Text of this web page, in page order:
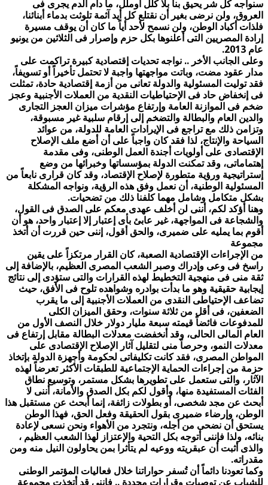
سنواجه كل شر يحيق بنا بلا كلل أوملل، ما دام الدم يجرى فى
العروق، ولن نرضى بغير أن نقتلع كل أيد آثمة تلوثت بدماء أبنائنا،
فلذات أكباد الوطن، ولن نسمح لأحد أياً ما كان أن يوقف مسيرة
إرادة المصريين التى أعلنوها بكل حزم وإصرار فى الثلاثين من يونيو
عام 2013.
وعلى الجانب الأخر .. نواجه تحديات إقتصادية كبيرة تراكمت على
مدار عقود مضت، وباتت مواجهتها واجبة لا تحتمل تأخيراً أو تسويفاً،
فقد توليت المسئولية والدولة تعانى من أزمة إقتصادية حادة، تمثلت
فى إنخفاض حاد فى الإحتياطيات النقدية من العملات الأجنبية وعجز
ضخم فى الموازنة العامة وإرتفاع مؤشرات ميزان العجز التجارى
والدين العام والبطالة والتضخم إلى إرقام سلبية غير مسبوقة،
وتزامن ذلك مع تراجع فى الإيرادات العامة للدولة، من عوائد
السياحة والإنتاج، لذا فقد كان واجباً على أن أضع ملف الإصلاح
الإقتصادى على أولويات أجندة العمل الوطنى، وفى مقدمة
إهتماماتى، وقد تمكنت الدولة بمؤسساتها وخبرائها من وضع
إستراتيجية ورؤية متطورة لإصلاح الإقتصاد، وقد كان قرارى نابعاً من
المسئولية الوطنية، أن نعمل وفق هذه الرؤية، ونواجه المشكلة
بشكل متكامل وشامل مهما كلفنا ذلك من تضحيات.
وهنا أؤكد لكم، أننى لن أخلف عهدى معكم على الصدق فى القول،
والشجاعة فى المواجهة، غير عابئ بأى إعتبار إلا إعتبار واحد، هو أن
أقوم بما يمليه على ضميرى، والحق أقول، إننى حين قررت أن أتخذ
مجموعة
من الإجراءات الإقتصادية الصعبة، كان القرار مرتكزاً على يقين
راسخ فى وعى وإدراك وصبر الشعب المصرى العظيم، بالإضافة إلى
ثقة منى فى منهجية التخطيط لهذه القرارات والتى ستؤدى إلى نتائج
إيجابية حقيقية وهو ما بدأت بوادره وشواهده تلوح فى الأفق، حيث
تضاعف الإحتياطى النقدى من العملات الأجنبية إلى ما يقرب
الضعفين، فى أقل من ثلاثة سنوات، وحقق الميزان الكلى
للمدفوعات فائضاً قيمته سبعة مليار دولار خلال النصف الأول من
العام المالى الحالى، وقد أنخفضت معدلات البطالة مقابل إرتفاع فى
معدلات النمو، وحرصاً منى لتقليل آثار الإصلاح الإقتصادى على
المواطن المصرى، فقد كانت تكليفاتى لحكومة وأجهزة الدولة بإتخاذ
حزمة من إجراءات الحماية الإجتماعية للطبقات الأكثر تعرضاً لهذه
الآثار، والتى ستعمل على تطويرها بشكل مستمر، وتوسيع نطاق
الفئات المستفيدة منها، وأقول لكم بكل الصدق والأمانة، أننى لا
أبحث عن مجد شخصى، أو بطولات زائفة، إنما أبحث عن مستقبل هذا
الوطن، وإرضاء ضميرى بقول الحقيقة وفعل الحق، فهذا الوطن
يستحق أن نضحى من أجله، ونتجرد من الأهواء ونحن نسعى لإعادة
بنائه، ولذا فإننى أتوجه بكل التحية والإعتزاز لهذا الشعب العظيم ،
والذى أثبت أن عبقريته ووعيه لم يتأثرا بمن يحاولون النيل منه ومن
مقدراته.
وكما تعودنا دائماً أن تُسفر حواراتنا خلال فعاليات المؤتمر الوطنى
للشباب عن توصيات وقرارات محددة .. فإننى قد أتخذت مجموعة